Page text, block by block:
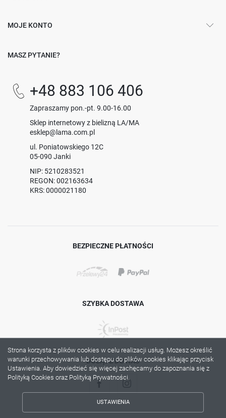
MOJE KONTO
MASZ PYTANIE?
+48 883 106 406
Zapraszamy pon.-pt. 9.00-16.00
Sklep internetowy z bielizną LA/MA
esklep@lama.com.pl
ul. Poniatowskiego 12C
05-090 Janki
NIP: 5210283521
REGON: 002163634
KRS: 0000021180
BEZPIECZNE PŁATNOŚCI
SZYBKA DOSTAWA
DOŁĄCZ DO NAS
Strona korzysta z plików cookies w celu realizacji usług. Możesz określić
warunki przechowywania lub dostępu do plików cookies klikając przycisk
Ustawienia. Aby dowiedzieć się więcej zachęcamy do zapoznania się z
Polityką Cookies oraz Polityką Prywatności.
USTAWIENIA